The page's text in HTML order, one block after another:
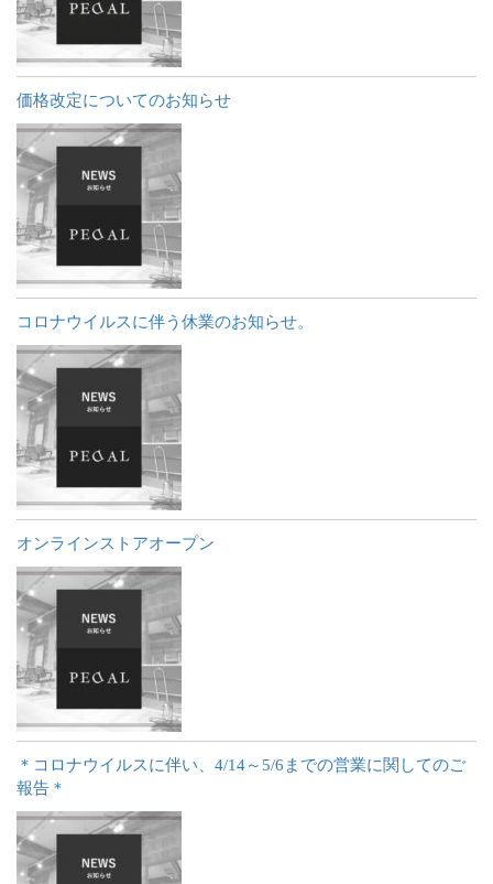
価格改定についてのお知らせ
コロナウイルスに伴う休業のお知らせ。
オンラインストアオープン
＊コロナウイルスに伴い、4/14～5/6までの営業に関してのご
報告＊